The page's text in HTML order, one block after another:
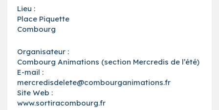
Lieu :
Place Piquette
Combourg
Organisateur :
Combourg Animations (section Mercredis de l’été)
E-mail :
mercredisdelete@combourganimations.fr
Site Web :
www.sortiracombourg.fr